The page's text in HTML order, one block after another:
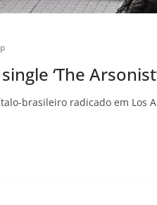
‘The
brasileiro radicado em Los